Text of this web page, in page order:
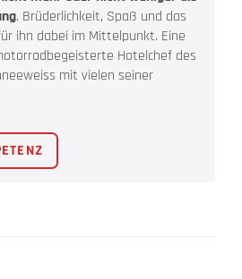
. Brüderlichkeit, Spaß und das
ihn dabei im Mittelpunkt. Eine
Hotelchef des
mit vielen seiner